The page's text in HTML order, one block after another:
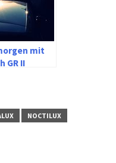
mit
GR II
NOCTILUX